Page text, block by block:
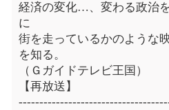
経済の変化…、変わる政治
に
街を走っているかのような
を知る。
（Ｇガイドテレビ王国）
【再放送】